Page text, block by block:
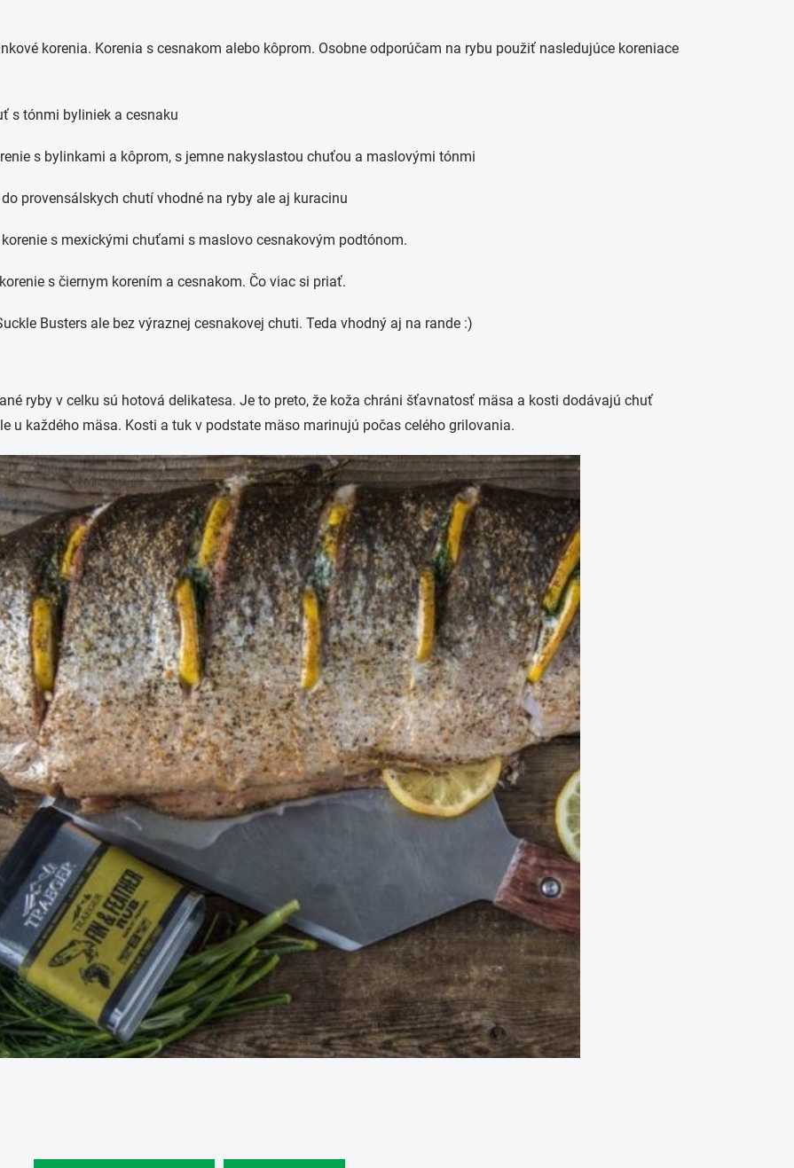
korenia. Korenia s cesnakom alebo kôprom. Osobne odporúčam na rybu použiť nasledujúce koreniace
s tónmi byliniek a cesnaku
s bylinkami a kôprom, s jemne nakyslastou chuťou a maslovými tónmi
provensálskych chutí vhodné na ryby ale aj kuracinu
s mexickými chuťami s maslovo cesnakovým podtónom.
s čiernym korením a cesnakom. Čo viac si priať.
Busters ale bez výraznej cesnakovej chuti. Teda vhodný aj na rande :)
ryby v celku sú hotová delikatesa. Je to preto, že koža chráni šťavnatosť mäsa a kosti dodávajú chuť
u každého mäsa. Kosti a tuk v podstate mäso marinujú počas celého grilovania.